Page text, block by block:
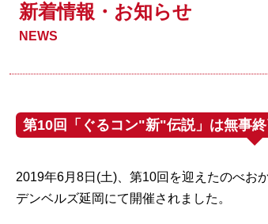
新着情報・お知らせ
NEWS
第10回「ぐるコン"新"伝説」は無事終
2019年6月8日(土)、第10回を迎えたのべお
デンベルズ延岡にて開催されました。